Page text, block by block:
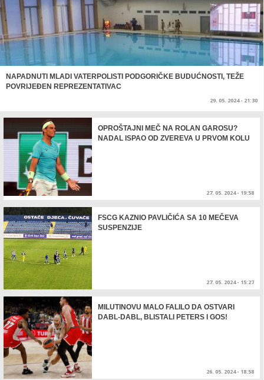
NAPADNUTI MLADI VATERPOLISTI PODGORIČKE BUDUĆNOSTI, TEŽE
POVRIJEĐEN REPREZENTATIVAC
29. 05. 2024 - 21:30
OPROŠTAJNI MEČ NA ROLAN GAROSU?
NADAL ISPAO OD ZVEREVA U PRVOM KOLU
27. 05. 2024 - 19:58
FSCG KAZNIO PAVLIČIĆA SA 10 MEČEVA
SUSPENZIJE
27. 05. 2024 - 15:27
MILUTINOVU MALO FALILO DA OSTVARI
DABL-DABL, BLISTALI PETERS I GOS!
26. 05. 2024 - 18:58